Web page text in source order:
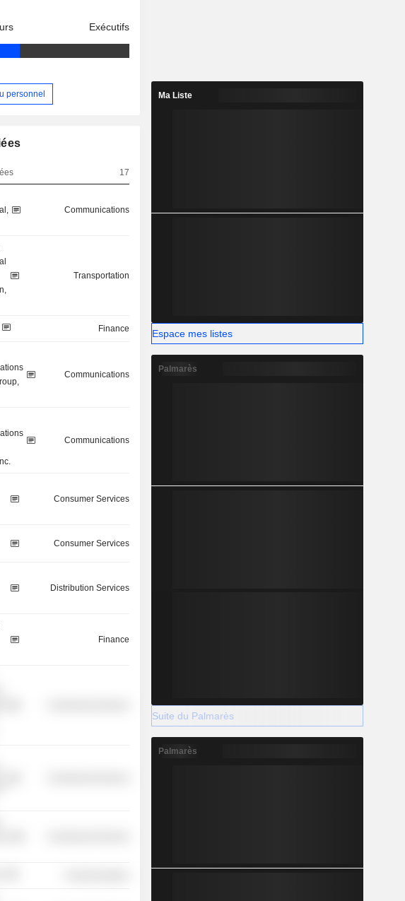
Exécutifs
personnel
17
Communications
Transportation
Finance
Communications
Communications
Consumer Services
Consumer Services
Distribution Services
Finance
Ma Liste
Espace mes listes
Palmarès
Suite du Palmarès
Palmarès